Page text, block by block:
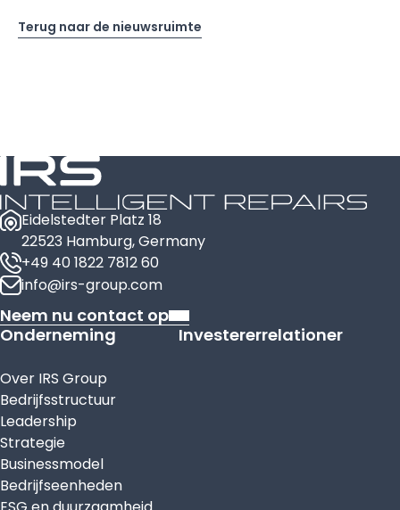
Terug naar de nieuwsruimte
Eidelstedter Platz 18
22523 Hamburg, Germany
+49 40 1822 7812 60
info@irs-group.com
Neem nu contact op
Onderneming
Over IRS Group
Bedrijfsstructuur
Leadership
Strategie
Businessmodel
Bedrijfseenheden
Investererrelationer